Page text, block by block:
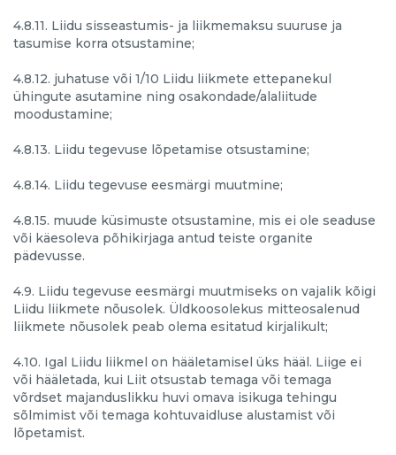
4.8.11. Liidu sisseastumis- ja liikmemaksu suuruse ja
tasumise korra otsustamine;
4.8.12. juhatuse või 1/10 Liidu liikmete ettepanekul
ühingute asutamine ning osakondade/alaliitude
moodustamine;
4.8.13. Liidu tegevuse lõpetamise otsustamine;
4.8.14. Liidu tegevuse eesmärgi muutmine;
4.8.15. muude küsimuste otsustamine, mis ei ole seaduse
või käesoleva põhikirjaga antud teiste organite
pädevusse.
4.9. Liidu tegevuse eesmärgi muutmiseks on vajalik kõigi
Liidu liikmete nõusolek. Üldkoosolekus mitteosalenud
liikmete nõusolek peab olema esitatud kirjalikult;
4.10. Igal Liidu liikmel on hääletamisel üks hääl. Liige ei
või hääletada, kui Liit otsustab temaga või temaga
võrdset majanduslikku huvi omava isikuga tehingu
sõlmimist või temaga kohtuvaidluse alustamist või
lõpetamist.